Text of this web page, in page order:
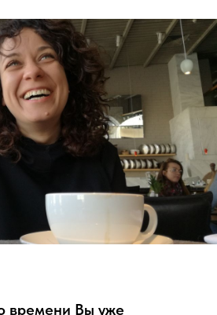
времени Вы уже